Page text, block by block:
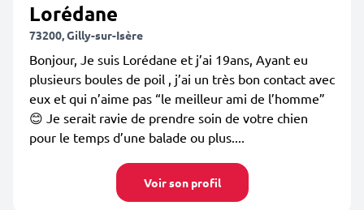
Lorédane
73200, Gilly-sur-Isère
Bonjour, Je suis Lorédane et j’ai 19ans, Ayant eu
plusieurs boules de poil , j’ai un très bon contact avec
eux et qui n’aime pas “le meilleur ami de l’homme”
😊 Je serait ravie de prendre soin de votre chien
pour le temps d’une balade ou plus....
Voir son profil